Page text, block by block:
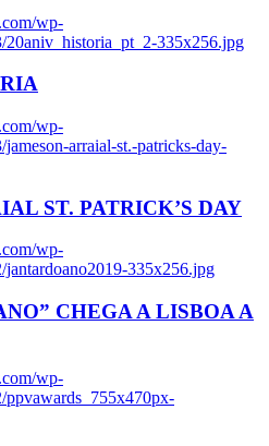
wp-
20aniv_historia_pt_2-335x256.jpg
wp-
arraial-st.-patricks-day-
ST. PATRICK’S DAY
wp-
jantardoano2019-335x256.jpg
CHEGA A LISBOA A
wp-
ppvawards_755x470px-